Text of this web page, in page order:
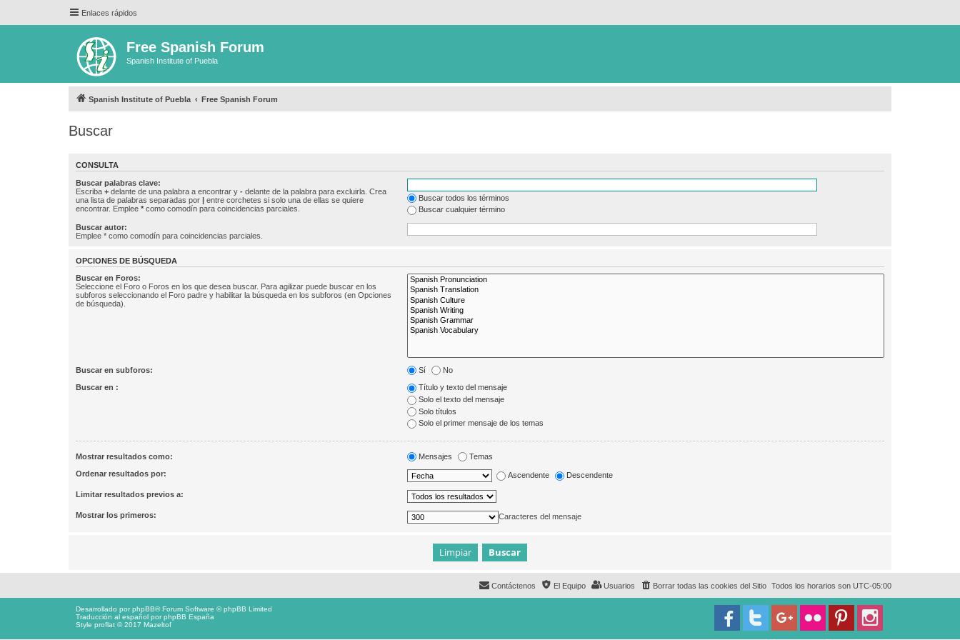
Enlaces rápidos
Free Spanish Forum
Spanish Institute of Puebla
Spanish Institute of Puebla Free Spanish Forum
Buscar
CONSULTA
Buscar palabras clave:
Escriba + delante de una palabra a encontrar y - delante de la palabra para excluirla. Crea
una lista de palabras separadas por | entre corchetes si solo una de ellas se quiere
encontrar. Emplee * como comodín para coincidencias parciales.
Buscar todos los términos
Buscar cualquier término
Buscar autor:
Emplee * como comodín para coincidencias parciales.
OPCIONES DE BÚSQUEDA
Buscar en Foros:
Seleccione el Foro o Foros en los que desea buscar. Para agilizar puede buscar en los
subforos seleccionando el Foro padre y habilitar la búsqueda en los subforos (en Opciones
de búsqueda).
Buscar en subforos: Sí No
Buscar en :
Título y texto del mensaje
Solo el texto del mensaje
Solo títulos
Solo el primer mensaje de los temas
Mostrar resultados como: Mensajes Temas
Ordenar resultados por: Ascendente Descendente
Limitar resultados previos a:
Mostrar los primeros: Caracteres del mensaje
Todos los horarios son UTC-05:00
Borrar todas las cookies del Sitio
Usuarios
El Equipo
Contáctenos
Desarrollado porphpBB® Forum Software © phpBB Limited
Traducción al español porphpBB España
Style proflat © 2017 Mazeltof